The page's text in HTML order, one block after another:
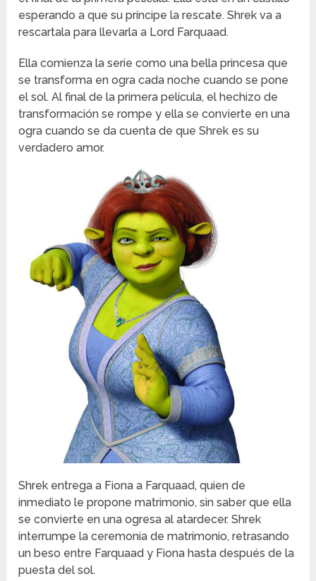
esperando a que su príncipe la rescate. Shrek va a
rescartala para llevarla a Lord Farquaad.
Ella comienza la serie como una bella princesa que
se transforma en ogra cada noche cuando se pone
el sol. Al final de la primera película, el hechizo de
transformación se rompe y ella se convierte en una
ogra cuando se da cuenta de que Shrek es su
verdadero amor.
Shrek entrega a Fiona a Farquaad, quien de
inmediato le propone matrimonio, sin saber que ella
se convierte en una ogresa al atardecer. Shrek
interrumpe la ceremonia de matrimonio, retrasando
un beso entre Farquaad y Fiona hasta después de la
puesta del sol.